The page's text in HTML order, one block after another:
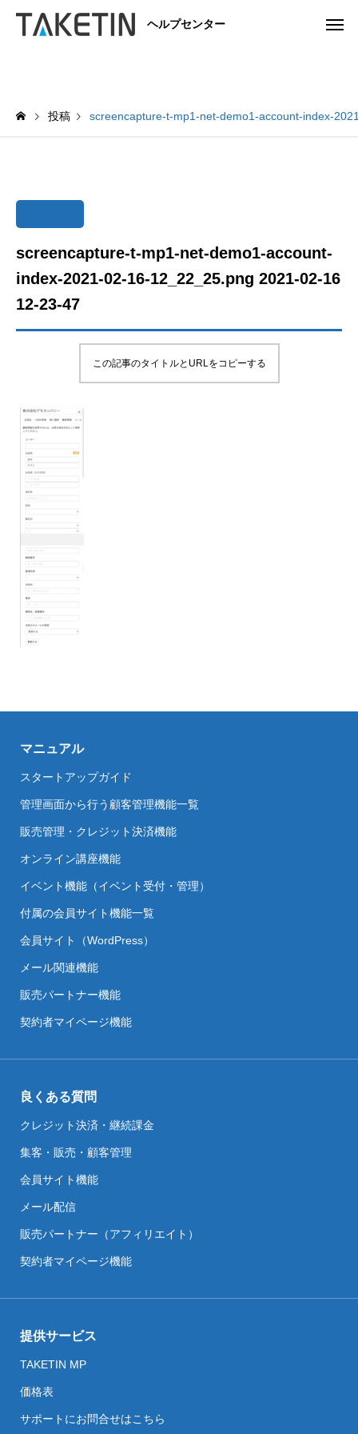
ヘルプセンター
投稿 screencapture-t-mp1-net-demo1-account-index-
screencapture-t-mp1-net-demo1-account-
index-2021-02-16-12_22_25.png 2021-02-16
12-23-47
この記事のタイトルとURLをコピーする
マニュアル
スタートアップガイド
管理画面から行う顧客管理機能一覧
販売管理・クレジット決済機能
オンライン講座機能
イベント機能（イベント受付・管理）
付属の会員サイト機能一覧
会員サイト（WordPress）
メール関連機能
販売パートナー機能
契約者マイページ機能
良くある質問
クレジット決済・継続課金
集客・販売・顧客管理
会員サイト機能
メール配信
販売パートナー（アフィリエイト）
契約者マイページ機能
提供サービス
TAKETIN MP
価格表
サポートにお問合せはこちら